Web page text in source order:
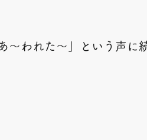
われた～」という声に